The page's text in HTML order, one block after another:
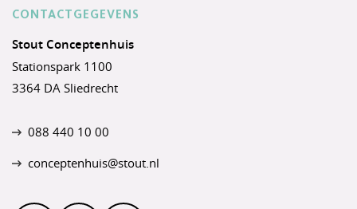
CONTACTGEGEVENS
Stout Conceptenhuis
Stationspark 1100
3364 DA Sliedrecht
088 440 10 00
conceptenhuis@stout.nl